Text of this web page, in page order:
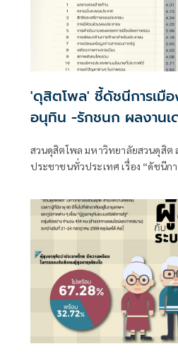
'ดุสิตโพล' ชี้ดัชนีการเมื
อนุทิน -รักชนก ผลงานเ
สวนดุสิตโพล มหาวิทยาลัยสวนดุสิต
ประชาชนทั่วประเทศ เรื่อง “ดัชนีก